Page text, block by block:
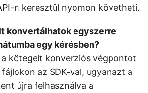
n keresztül nyomon követheti.
konvertálhatok egyszerre
egy kérésben?
a kötegelt konverziós végpontot
az SDK-val, ugyanazt a
újra felhasználva a